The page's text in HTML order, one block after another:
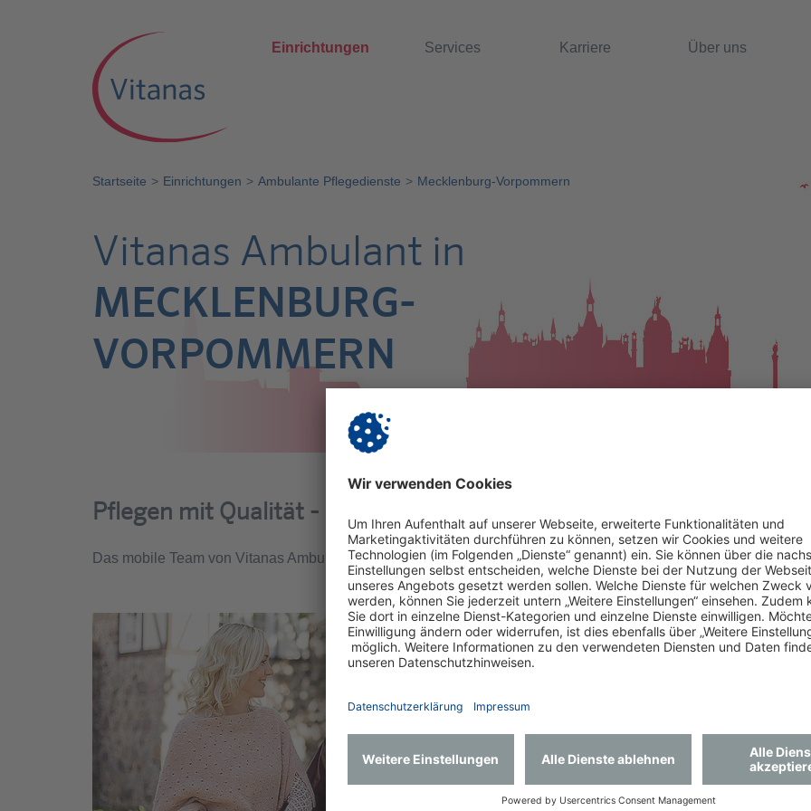
Startseite Einrichtungen Ambulante Pflegedienste Mecklenburg-Vorpommern
Einrichtungen Services Karriere Über uns
Vitanas Ambulant in
MECKLENBURG-
VORPOMMERN
Pflegen mit Qualität - umsorgen mit Herz
Das mobile Team von Vitanas Ambulant ist auch in Mecklenburg-Vorpommern immer für Sie da!